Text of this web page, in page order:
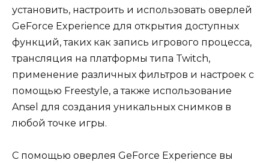
установить, настроить и использовать оверлей
GeForce Experience для открытия доступных
функций, таких как запись игрового процесса,
трансляция на платформы типа Twitch,
применение различных фильтров и настроек с
помощью Freestyle, а также использование
Ansel для создания уникальных снимков в
любой точке игры.
С помощью оверлея GeForce Experience вы